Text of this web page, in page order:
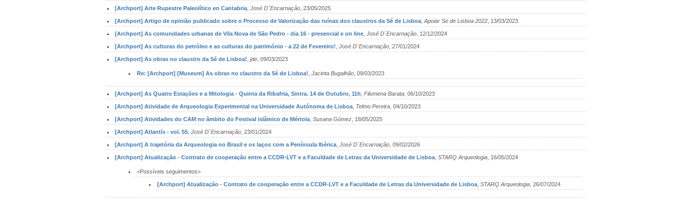
[Archport] Arte Rupestre Paleolítico en Cantabria José D´Encarnação , 23/05/2025
[Archport] Artigo de opinião publicado sobre o Processo de Valorização das ruínas dos claustros da Sé de Lisboa Apoiar Se de Lisboa 2022 , 13/03/2023
[Archport] As comunidades urbanas de Vila Nova de São Pedro - dia 16 - presencial e on line José D´Encarnação , 12/12/2024
[Archport] As culturas do petróleo e as culturas do património - a 22 de Fevereiro! José D´Encarnação , 27/01/2024
[Archport] As obras no claustro da Sé de Lisboa! jde , 09/03/2023
Re: [Archport] [Museum] As obras no claustro da Sé de Lisboa! Jacinta Bugalhão , 09/03/2023
[Archport] As Quatro Estações e a Mitologia - Quinta da Ribafria, Sintra. 14 de Outubro, 11h Filomena Barata , 06/10/2023
[Archport] Atividade de Arqueologia Experimental na Universidade Autónoma de Lisboa Telmo Pereira , 04/10/2023
[Archport] Atividades do CAM no âmbito do Festival islâmico de Mértola Susana Gómez , 18/05/2025
[Archport] Atlantís - vol. 55 José D´Encarnação , 23/01/2024
[Archport] A trajetória da Arqueologia no Brasil e os laços com a Península Ibérica José D´Encarnação , 09/02/2026
[Archport] Atualização - Contrato de cooperação entre a CCDR-LVT e a Faculdade de Letras da Universidade de Lisboa STARQ Arqueologia , 16/05/2024
<Possíveis seguimentos>
[Archport] Atualização - Contrato de cooperação entre a CCDR-LVT e a Faculdade de Letras da Universidade de Lisboa STARQ Arqueologia , 26/07/2024